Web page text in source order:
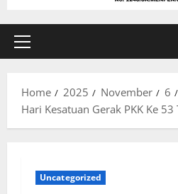
Home 2025 November
6
Hari Kesatuan Gerak PKK Ke
Uncategorized